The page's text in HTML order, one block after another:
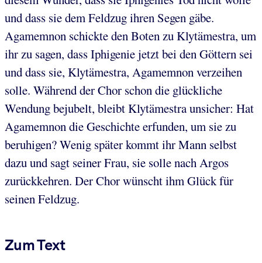
und dass sie dem Feldzug ihren Segen gäbe.
Agamemnon schickte den Boten zu Klytämestra, um
ihr zu sagen, dass Iphigenie jetzt bei den Göttern sei
und dass sie, Klytämestra, Agamemnon verzeihen
solle. Während der Chor schon die glückliche
Wendung bejubelt, bleibt Klytämestra unsicher: Hat
Agamemnon die Geschichte erfunden, um sie zu
beruhigen? Wenig später kommt ihr Mann selbst
dazu und sagt seiner Frau, sie solle nach Argos
zurückkehren. Der Chor wünscht ihm Glück für
seinen Feldzug.
Zum Text